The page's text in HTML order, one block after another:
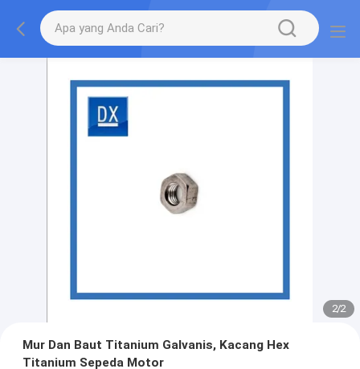
2/2
Mur Dan Baut Titanium Galvanis, Kacang Hex
Titanium Sepeda Motor